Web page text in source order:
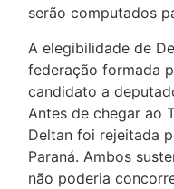
serão computados
A elegibilidade de
federação formada
candidato a
Antes de chegar ao
Deltan foi rejeitada
Paraná. Ambos
não poderia